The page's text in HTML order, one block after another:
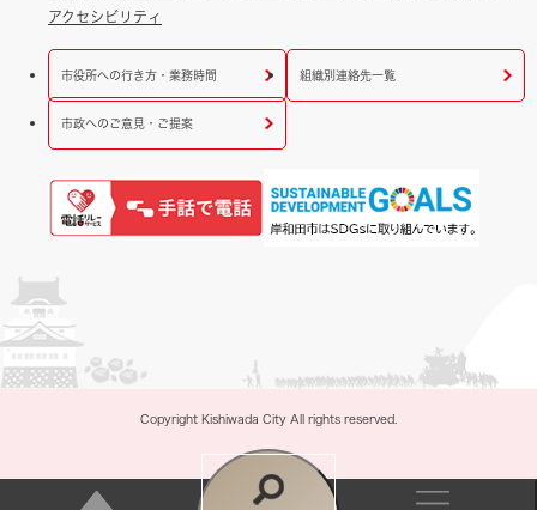
アクセシビリティ
市役所への行き方・業務時間 組織別連絡先一覧
市政へのご意見・ご提案
Copyright Kishiwada City All rights reserved.